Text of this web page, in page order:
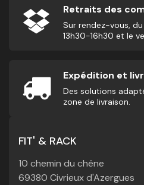
Retraits des
Sur rendez-vous,
13h30-16h30 et le
Expédition et
Des solutions
zone de livraison.
FIT' & RACK
10 chemin du chêne
69380 Civrieux d'Azergues